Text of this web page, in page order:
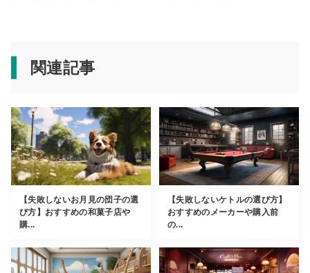
関連記事
【失敗しないお月見の団子の選
び方】おすすめの和菓子店や
購...
【失敗しないケトルの選び方】
おすすめのメーカーや購入前
の...